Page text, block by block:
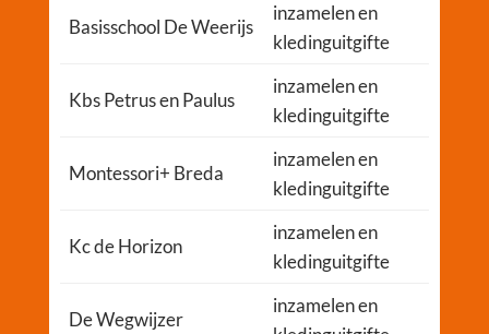
Basisschool De Weerijs
inzamelen en
kledinguitgifte
Kbs Petrus en Paulus
inzamelen en
kledinguitgifte
Montessori+ Breda
inzamelen en
kledinguitgifte
Kc de Horizon
inzamelen en
kledinguitgifte
De Wegwijzer
inzamelen en